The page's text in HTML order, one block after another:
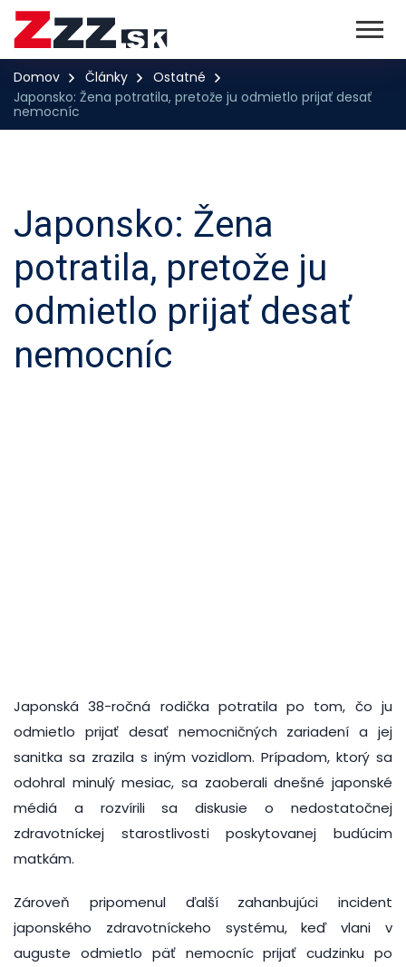
Domov Články
Ostatné
Japonsko: Žena potratila, pretože ju odmietlo prijať desať
nemocníc
Japonsko: Žena
potratila, pretože ju
odmietlo prijať desať
nemocníc
Japonská 38-ročná rodička potratila po tom, čo ju
odmietlo prijať desať nemocničných zariadení a jej
sanitka sa zrazila s iným vozidlom. Prípadom, ktorý sa
odohral minulý mesiac, sa zaoberali dnešné japonské
médiá a rozvírili sa diskusie o nedostatočnej
zdravotníckej starostlivosti poskytovanej budúcim
matkám.
Zároveň pripomenul ďalší zahanbujúci incident
japonského zdravotníckeho systému, keď vlani v
auguste odmietlo päť nemocníc prijať cudzinku po